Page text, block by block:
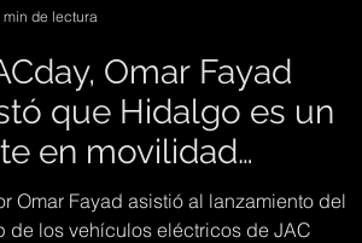
Omar Fayad
que Hidalgo es un
en movilidad
en América
Omar Fayad asistió al lanzamiento del
de los vehículos eléctricos de JAC
min de lectura